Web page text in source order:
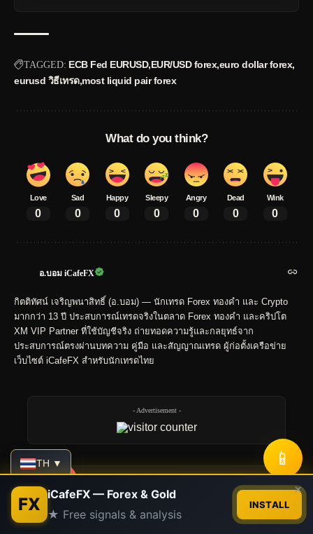
TAGGED: ECB Fed EURUSD EUR/USD forex euro dollar forex
eurusd วิธีเทรด most liquid pair forex
What do you think?
Love
0
Sad
0
Happy
0
Sleepy
0
Angry
0
Dead
0
Wink
0
อ.บอม iCafeFX
กิตติทัศน์ เจริญพนาสิทธิ์ (อ.บอม) — นักเทรด Forex ทองคำ และ Crypto
มากกว่า 13 ปี ประสบการณ์เทรดจริงในตลาด Forex ทองคำ และคริปโต
XM VIP Partner ที่ใช้บัญชีจริง ถ่ายทอดความรู้และกลยุทธ์จาก
ประสบการณ์ตรงผ่านบทความ คู่มือ และสัญญาณเทรด ผู้ก่อตั้งเครือข่าย
เว็บไซต์ iCafeFX สำหรับนักเทรดไทย
- Advertisement -
TH ▼ 📱
FX iCafeFX — Forex & Gold
★ Free signals & analysis
INSTALL
×
Contact us
Open